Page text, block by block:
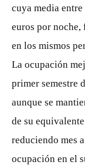
cuya media
euros por noche,
en los mismos
La ocupación
primer semestre
aunque se
de su
reduciendo mes
ocupación en el